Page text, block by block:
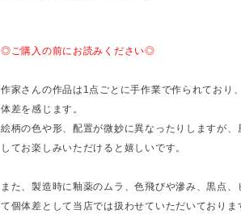
◎ご購入の前にお読みください◎
作家さんの作品は1点ごとに手作業で作られており
体差を感じます。
絵柄の色や形、配置が微妙に異なったりしますが、
してお楽しみいただけると嬉しいです。
また、製造時に釉薬のムラ、色飛びや滲み、黒点
て個体差として当店では扱わせていただいておりま